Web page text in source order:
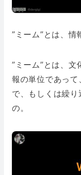
”ミーム”とは、情
”ミーム”とは、
報の単位であっ
で、もしくは繰
の。